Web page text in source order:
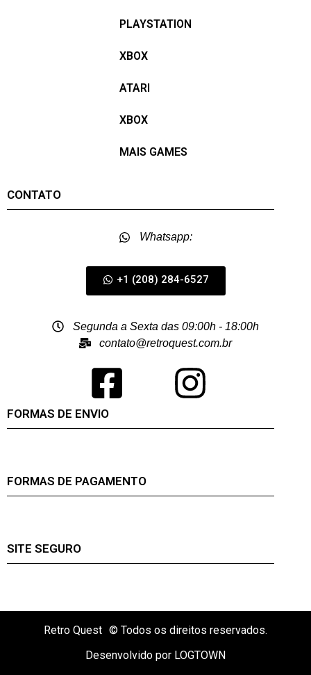
PLAYSTATION
XBOX
ATARI
XBOX
MAIS GAMES
CONTATO
Whatsapp:
+1 (208) 284-6527
Segunda a Sexta das 09:00h - 18:00h
contato@retroquest.com.br
FORMAS DE ENVIO
FORMAS DE PAGAMENTO
SITE SEGURO
Retro Quest © Todos os direitos reservados.
Desenvolvido por LOGTOWN